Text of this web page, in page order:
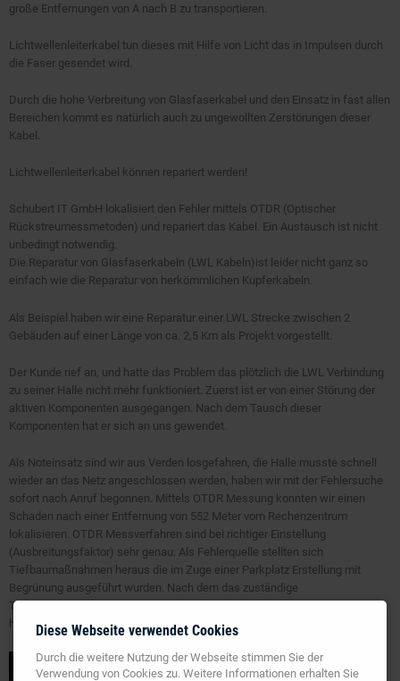
große Entfernungen von A nach B zu transportieren.
Lichtwellenleiterkabel tun dieses mit Hilfe von Licht das in Impulsen durch
die Faser gesendet wird.
Durch die hohe Verbreitung von Glasfaserkabel und den Einsatz in fast allen
Bereichen kommt es natürlich auch zu ungewollten Zerstörungen dieser
Kabel.
Lichtwellenleiterkabel können repariert werden!
Schubert IT GmbH lokalisiert den Fehler mittels OTDR (Optischer
Rückstreumessmetoden) und repariert das Kabel. Ein Austausch ist nicht
unbedingt notwendig.
Die Reparatur von Glasfaserkabeln (LWL Kabeln)ist leider nicht ganz so
einfach wie die Reparatur von herkömmlichen Kupferkabeln.
Als Beispiel haben wir eine Reparatur einer LWL Strecke zwischen 2
Gebäuden auf einer Länge von ca. 2,5 Km als Projekt vorgestellt.
Der Kunde rief an, und hatte das Problem das plötzlich die LWL Verbindung
zu seiner Halle nicht mehr funktioniert. Zuerst ist er von einer Störung der
aktiven Komponenten ausgegangen. Nach dem Tausch dieser
Komponenten hat er sich an uns gewendet.
Als Noteinsatz sind wir aus Verden losgefahren, die Halle musste schnell
wieder an das Netz angeschlossen werden, haben wir mit der Fehlersuche
sofort nach Anruf begonnen. Mittels OTDR Messung konnten wir einen
Schaden nach einer Entfernung von 552 Meter vom Rechenzentrum
lokalisieren. OTDR Messverfahren sind bei richtiger Einstellung
(Ausbreitungsfaktor) sehr genau. Als Fehlerquelle stellten sich
Tiefbaumaßnahmen heraus die im Zuge einer Parkplatz Erstellung mit
Begrünung ausgeführt wurden. Nach dem das zuständige
Tiefbauunternehmen an der entsprechenden Stelle das Erdreich geöffnet
hat, konnten wir die Beschädigung des LWL Kabels erkennen.
Diese Webseite verwendet Cookies
Durch die weitere Nutzung der Webseite stimmen Sie der
Verwendung von Cookies zu. Weitere Informationen erhalten Sie